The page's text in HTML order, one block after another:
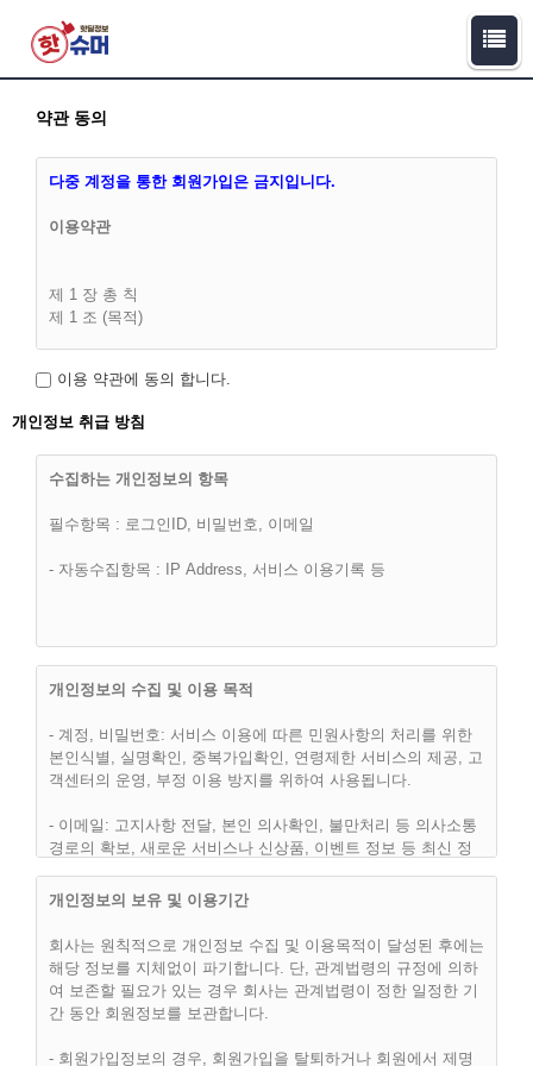
약관 동의
다중 계정을 통한 회원가입은 금지입니다.
이용약관
제 1 장 총 칙
제 1 조 (목적)
고객(이하 “회원”)간에 회사가 제공하는 서비스의 가입조건 및
으로 규정함을 목적으로 합니다.
자의 권리 또는 의무 등 중요한 규정의 개정은 사전에 공지합니
다.
(2) “핫슈머(hotsumer.com)”은 합리적인 사유가 발생될 경우에
는 이 약관을 변경할 수 있으며, 약관을 변경할 경우에는 지체
없이 이를 사전에 공지합니다.
(3) 이용고객은 변경된 약관에 동의하지 않으면, 언제나 "서비
스" 이용을 중단하고, 이용계약을 해지할 수 있습니다. 약관의
효력발생일 이후의 계속적인 "서비스" 이용은 약관의 변경사항
에 대한 이용고객의 동의로 간주됩니다.
제 3 조 (약관외 준칙)
이용 약관에 동의 합니다.
개인정보 취급 방침
수집하는 개인정보의 항목
필수항목 : 로그인ID, 비밀번호, 이메일
- 자동수집항목 : IP Address, 서비스 이용기록 등
개인정보의 수집 및 이용 목적
- 계정, 비밀번호: 서비스 이용에 따른 민원사항의 처리를 위한
본인식별, 실명확인, 중복가입확인, 연령제한 서비스의 제공, 고
객센터의 운영, 부정 이용 방지를 위하여 사용됩니다.
- 이메일: 고지사항 전달, 본인 의사확인, 불만처리 등 의사소통
경로의 확보, 새로운 서비스나 신상품, 이벤트 정보 등 최신 정
인가 사용방지, 통계학적 분석에 사용됩니다.
- 그 외 선택항목: 개인맞춤서비스를 제공하기 위한 자료로 사용
됩니다.
개인정보의 보유 및 이용기간
회사는 원칙적으로 개인정보 수집 및 이용목적이 달성된 후에는
해당 정보를 지체없이 파기합니다. 단, 관계법령의 규정에 의하
여 보존할 필요가 있는 경우 회사는 관계법령이 정한 일정한 기
간 동안 회원정보를 보관합니다.
- 회원가입정보의 경우, 회원가입을 탈퇴하거나 회원에서 제명